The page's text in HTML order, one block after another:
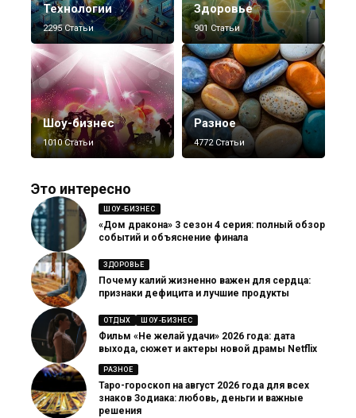
Технологии
2295 Статьи
Здоровье
901 Статьи
Шоу-бизнес
1010 Статьи
Разное
4772 Статьи
Это интересно
ШОУ-БИЗНЕС
«Дом дракона» 3 сезон 4 серия: полный обзор
событий и объяснение финала
ЗДОРОВЬЕ
Почему калий жизненно важен для сердца:
признаки дефицита и лучшие продукты
ОТДЫХ ШОУ-БИЗНЕС
Фильм «Не желай удачи» 2026 года: дата
выхода, сюжет и актеры новой драмы Netflix
РАЗНОЕ
Таро-гороскоп на август 2026 года для всех
знаков Зодиака: любовь, деньги и важные
решения